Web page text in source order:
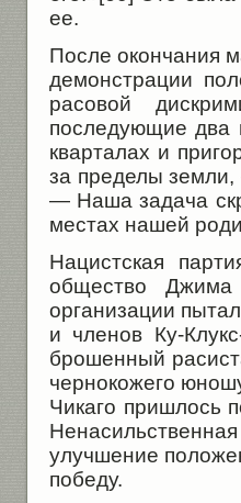
ее.
После окончания
демонстрации
расовой
последующие два
кварталах и
за пределы
— Наша задача
местах нашей
Нацистская
общество
организации
и членов Ку-
брошенный
чернокожего
Чикаго пришлось
улучшение
победу.